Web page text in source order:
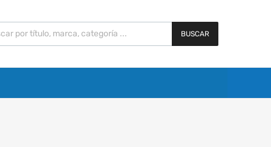
BUSCAR